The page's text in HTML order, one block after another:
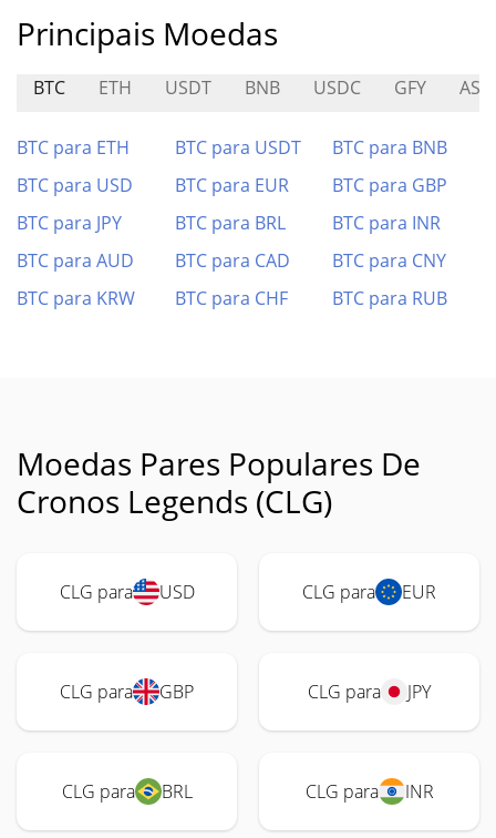
Principais Moedas
BTC ETH USDT BNB USDC GFY
BTC para ETH BTC para USDT
BTC para BNB
BTC para USD
BTC para EUR
BTC para GBP
BTC para JPY
BTC para BRL
BTC para INR
BTC para AUD
BTC para CAD
BTC para CNY
BTC para KRW
BTC para CHF BTC para RUB
Moedas Pares Populares De
Cronos Legends (CLG)
CLG para USD CLG para EUR
CLG para GBP CLG para JPY
CLG para BRL CLG para INR